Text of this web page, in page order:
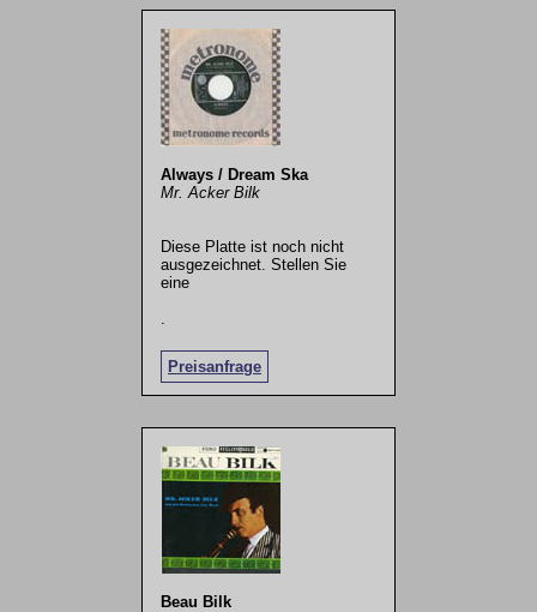
Always / Dream Ska
Mr. Acker Bilk
Diese Platte ist noch nicht
ausgezeichnet. Stellen Sie
eine
Preisanfrage
.
Beau Bilk